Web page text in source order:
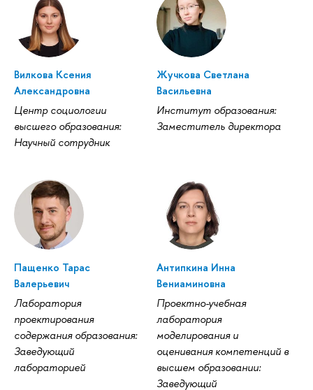
Вилкова Ксения
Александровна
Центр социологии
высшего образования:
Научный сотрудник
Жучкова Светлана
Васильевна
Институт образования:
Заместитель директора
Пащенко Тарас
Валерьевич
Лаборатория
проектирования
содержания образования:
Заведующий
лабораторией
Антипкина Инна
Вениаминовна
Проектно-учебная
лаборатория
моделирования и
оценивания компетенций в
высшем образовании:
Заведующий